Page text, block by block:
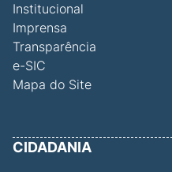
Institucional
Imprensa
Transparência
e-SIC
Mapa do Site
CIDADANIA